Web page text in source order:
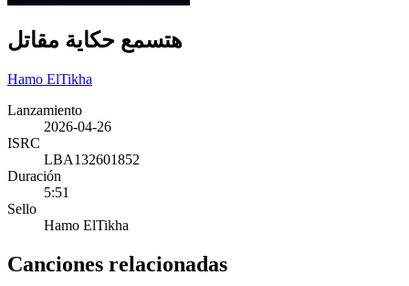
هتسمع حكاية مقاتل
Hamo ElTikha
Lanzamiento
2026-04-26
ISRC
LBA132601852
Duración
5:51
Sello
Hamo ElTikha
Canciones relacionadas